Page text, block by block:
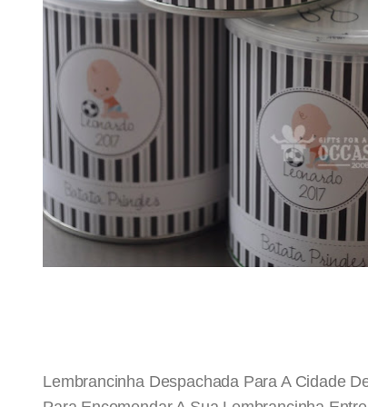
Lembrancinha Despachada Para A Cidade